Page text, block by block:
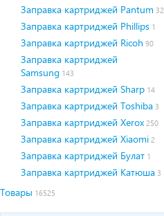
Заправка картриджей Pantum 32
Заправка картриджей Phillips 1
Заправка картриджей Ricoh 90
Заправка картриджей
Samsung 143
Заправка картриджей Sharp 14
Заправка картриджей Toshiba 3
Заправка картриджей Xerox 250
Заправка картриджей Xiaomi 2
Заправка картриджей Булат 1
Заправка картриджей Катюша 3
Товары 16525